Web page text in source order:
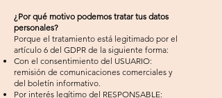
¿Por qué motivo podemos tratar tus datos
personales?
Porque el tratamiento está legitimado por el
artículo 6 del GDPR de la siguiente forma:
Con el consentimiento del USUARIO:
remisión de comunicaciones comerciales y
del boletín informativo.
Por interés legítimo del RESPONSABLE: